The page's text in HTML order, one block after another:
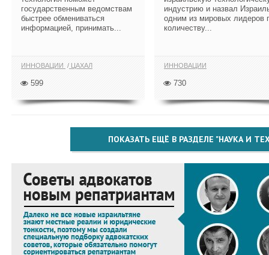
государственным ведомствам
быстрее обмениваться
информацией, принимать...
ИННОВАЦИИ ЦАХАЛ
599
индустрию и назвал
одним из мировых лидеров
количеству...
ИННОВАЦИИ
730
ПОКАЗАТЬ ЕЩЁ В РАЗДЕЛЕ "НАУКА И